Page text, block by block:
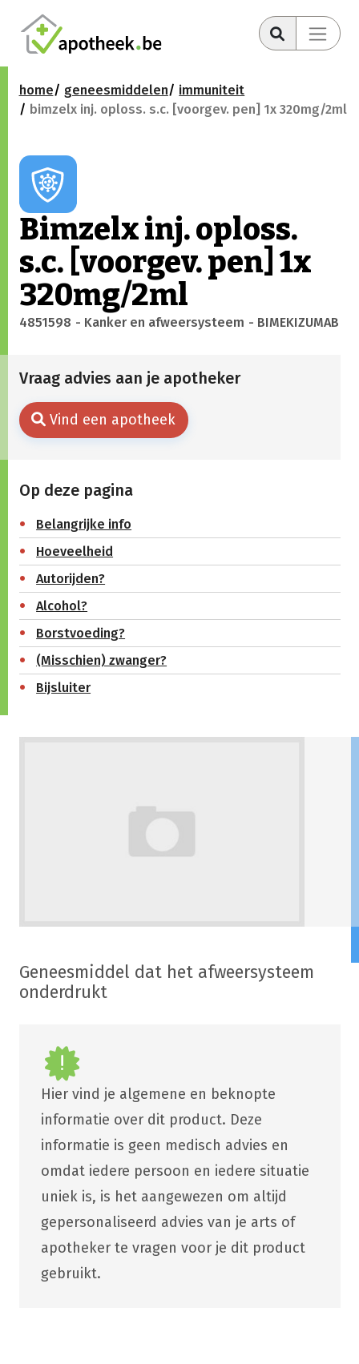
home geneesmiddelen
immuniteit
bimzelx inj. oploss. s.c. [voorgev. pen] 1x 320mg/2ml
Bimzelx inj. oploss.
s.c. [voorgev. pen] 1x
320mg/2ml
4851598 - Kanker en afweersysteem - BIMEKIZUMAB
Vraag advies aan je apotheker
Vind een apotheek
Op deze pagina
Belangrijke info
Hoeveelheid
Autorijden?
Alcohol?
Borstvoeding?
(Misschien) zwanger?
Bijsluiter
Geneesmiddel dat het afweersysteem
onderdrukt
Hier vind je algemene en beknopte
informatie over dit product. Deze
informatie is geen medisch advies en
omdat iedere persoon en iedere situatie
uniek is, is het aangewezen om altijd
gepersonaliseerd advies van je arts of
apotheker te vragen voor je dit product
gebruikt.